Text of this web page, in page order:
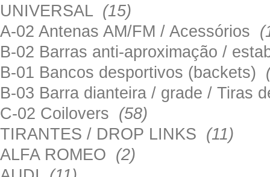
UNIVERSAL (15)
A-02 Antenas AM/FM / Acessórios
B-02 Barras anti-aproximação /
B-01 Bancos desportivos (backets)
B-03 Barra dianteira / grade / Tiras
C-02 Coilovers (58)
TIRANTES / DROP LINKS (11)
ALFA ROMEO (2)